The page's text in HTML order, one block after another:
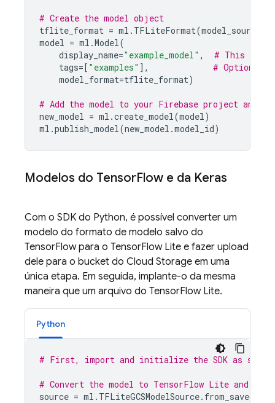
# Create the model object
tflite_format = ml . TFLiteFormat(model_source
model = ml .Model(
display_name="example_model" ,
# This is
tags=[ "examples" ],
# Optional
model_format=tflite_format)
# Add the model to your Firebase project and
new_model = ml .create_model(model)
ml .publish_model(new_model .model_id)
Modelos do TensorFlow e da Keras
Com o SDK do Python, é possível converter um
modelo do formato de modelo salvo do
TensorFlow para o TensorFlow Lite e fazer upload
dele para o bucket do Cloud Storage em uma
única etapa. Em seguida, implante-o da mesma
maneira que um arquivo do TensorFlow Lite.
Python
# First, import and initialize the SDK as shown
# Convert the model to TensorFlow Lite and
source = ml . TFLiteGCSModelSource.